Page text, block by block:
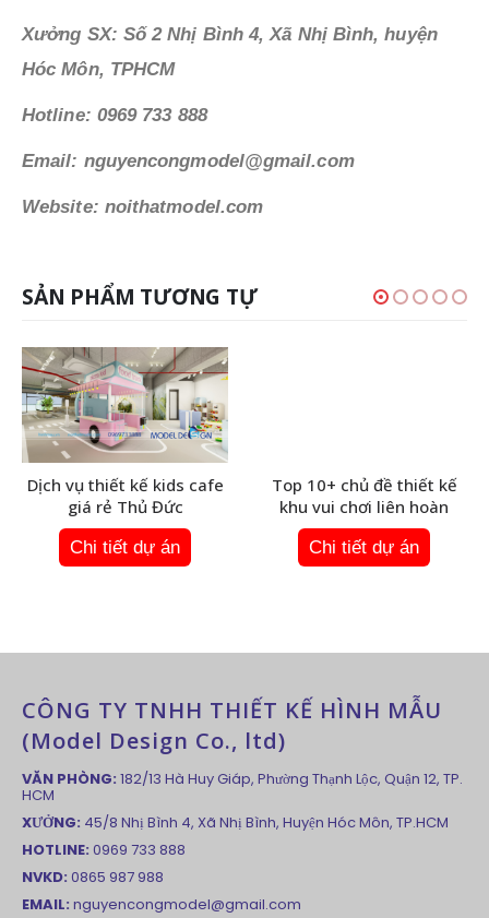
Xưởng SX: Số 2 Nhị Bình 4, Xã Nhị Bình, huyện
Hóc Môn, TPHCM
Hotline: 0969 733 888
Email: nguyencongmodel@gmail.com
Website: noithatmodel.com
SẢN PHẨM TƯƠNG TỰ
Dịch vụ thiết kế kids cafe
giá rẻ Thủ Đức
Chi tiết dự án
Top 10+ chủ đề thiết kế
khu vui chơi liên hoàn
Chi tiết dự án
CÔNG TY TNHH THIẾT KẾ HÌNH MẪU
(Model Design Co., ltd)
VĂN PHÒNG: 182/13 Hà Huy Giáp, Phường Thạnh Lộc, Quận 12, TP.
HCM
XƯỞNG: 45/8 Nhị Bình 4, Xã Nhị Bình, Huyện Hóc Môn, TP.HCM
HOTLINE: 0969 733 888
NVKD: 0865 987 988
EMAIL: nguyencongmodel@gmail.com